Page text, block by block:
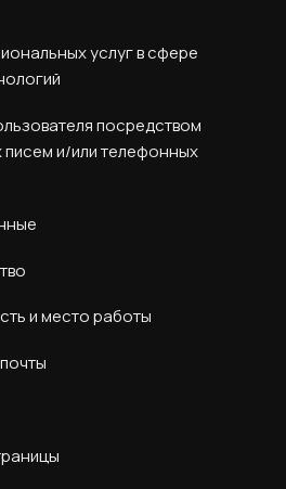
услуг в сфере
посредством
писем и/или телефонных
и место работы